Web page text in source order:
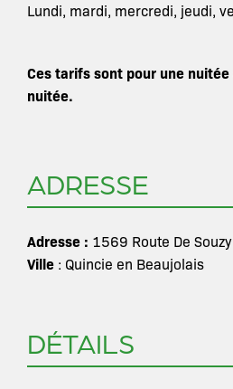
Lundi, mardi, mercredi, jeudi,
Ces tarifs sont pour une
nuitée.
ADRESSE
Adresse : 1569 Route De Souzy
Ville : Quincie en Beaujolais
DÉTAILS